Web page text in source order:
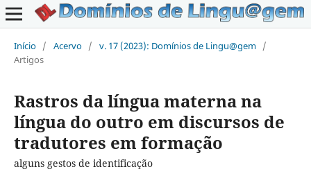
Início / Acervo / v. 17 (2023): Domínios de Lingu@gem /
Artigos
Rastros da língua materna na
língua do outro em discursos de
tradutores em formação
alguns gestos de identificação